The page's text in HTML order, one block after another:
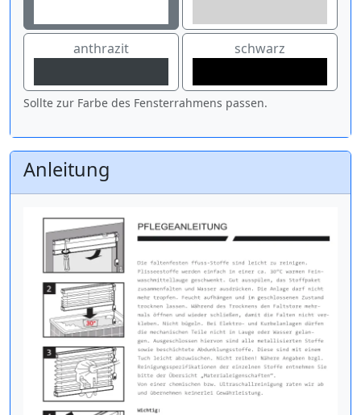
anthrazit schwarz
Sollte zur Farbe des Fensterrahmens passen.
Anleitung